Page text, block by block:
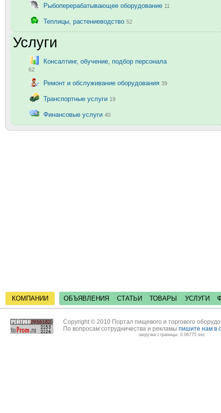
Рыбоперерабатывающее оборудование 11
Теплицы, растениеводство 52
Услуги
Консалтинг, обучение, подбор персонала
62
Ремонт и обслуживание оборудования 39
Транспортные услуги 19
Финансовые услуги 40
КОМПАНИИ ОБЪЯВЛЕНИЯ СТАТЬИ ТОВАРЫ УСЛУГИ
Copyright © 2010 Портал пищевого и торгового
По вопросам сотрудничества и рекламы пишите нам в
загрузка страницы: 0.06775 sec